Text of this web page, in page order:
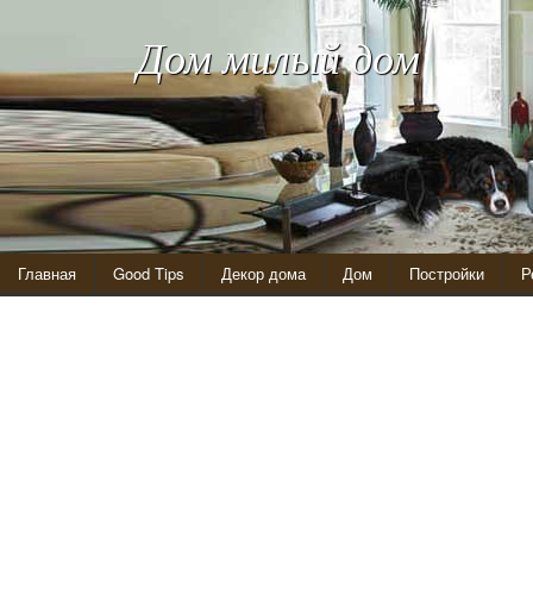
Дом милый дом
Главная Good Tips Декор дома Дом Постройки